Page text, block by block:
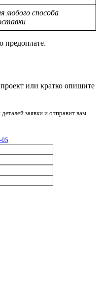
любого способа
предоплате.
или кратко опишите
заявки и отправит вам
05